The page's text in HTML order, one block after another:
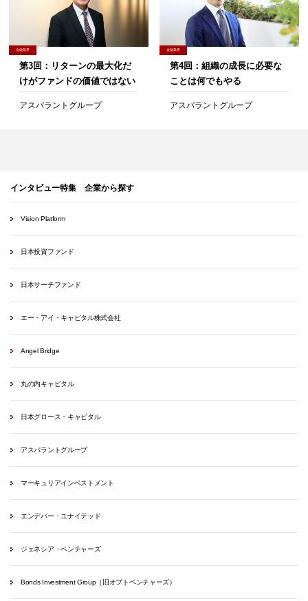
金融業界
第3回：リターンの最大化だ
けがファンドの価値ではない
アスパラントグループ
金融業界
第4回：組織の成長に必要な
ことは何でもやる
アスパラントグループ
インタビュー特集 企業から探す
Vision Platform
日本投資ファンド
日本サーチファンド
エー・アイ・キャピタル株式会社
Angel Bridge
丸の内キャピタル
日本グロース・キャピタル
アスパラントグループ
マーキュリアインベストメント
エンデバー・ユナイテッド
ジェネシア・ベンチャーズ
Bonds Investment Group（旧オプトベンチャーズ）